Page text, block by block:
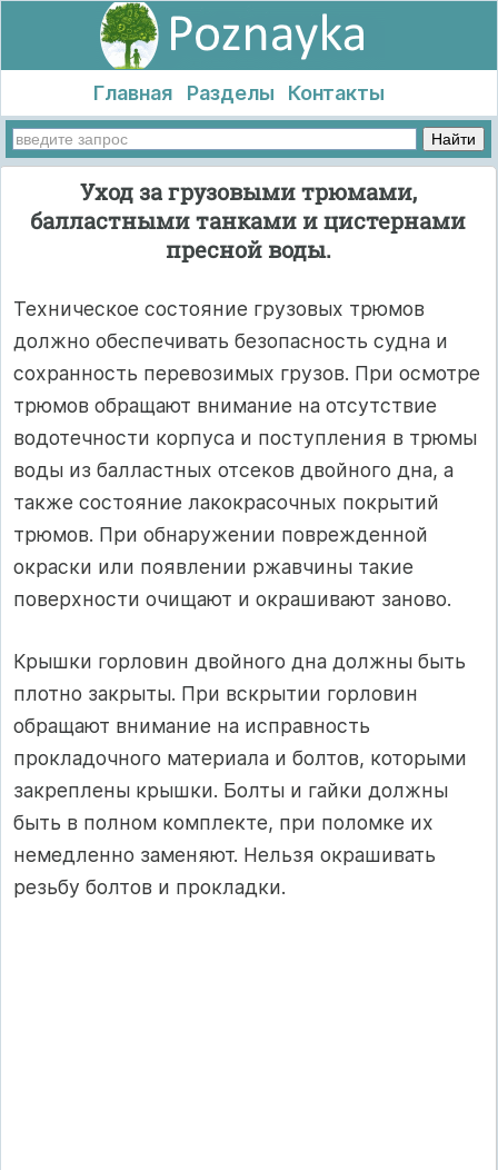
Главная Разделы Контакты
Уход за грузовыми трюмами,
балластными танками и цистернами
пресной воды.
Техническое состояние грузовых трюмов
должно обеспечивать безопасность судна и
сохранность перевозимых грузов. При осмотре
трюмов обращают внимание на отсутствие
водотечности корпуса и поступления в трюмы
воды из балластных отсеков двойного дна, а
также состояние лакокрасочных покрытий
трюмов. При обнаружении поврежденной
окраски или появлении ржавчины такие
поверхности очищают и окрашивают заново.
Крышки горловин двойного дна должны быть
плотно закрыты. При вскрытии горловин
обращают внимание на исправность
прокладочного материала и болтов, которыми
закреплены крышки. Болты и гайки должны
быть в полном комплекте, при поломке их
немедленно заменяют. Нельзя окрашивать
резьбу болтов и прокладки.